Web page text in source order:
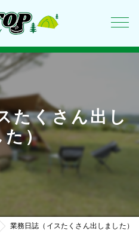
たくさん出し
た）
業務日誌（イスたくさん出しました）